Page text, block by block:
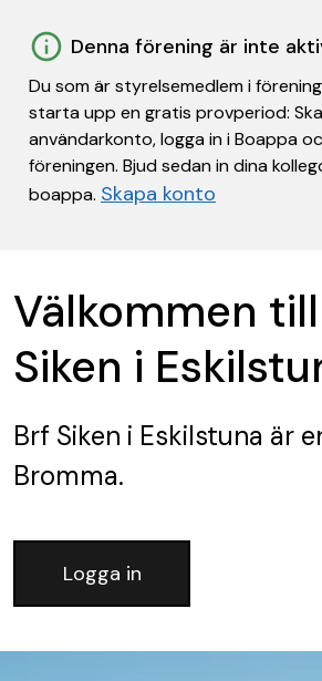
Denna förening är inte
Du som är styrelsemedlem i
starta upp en gratis provperiod:
användarkonto, logga in i Boappa
föreningen. Bjud sedan in dina
boappa. Skapa konto
Välkommen
Siken i
Brf Siken i Eskilstuna är
Bromma.
Logga in